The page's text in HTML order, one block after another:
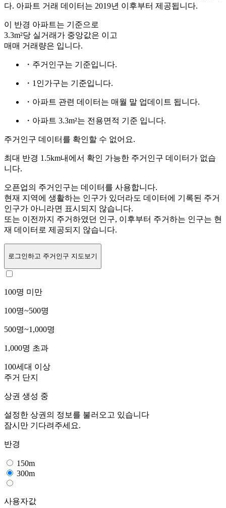
다. 아파트 거래 데이터는 2019년 이후부터 제공됩니다.
이 반경 아파트는 기준으로
3.3m²당 실거래가 중앙값은 이고
매매 거래량은 입니다.
・주거인구는 기준입니다.
・1인가구는 기준입니다.
・아파트 관련 데이터는 매월 말 업데이트 됩니다.
・아파트 3.3m²는 전용면적 기준 입니다.
주거인구 데이터를 확인할 수 없어요.
최대 반경 1.5km내에서 확인 가능한 주거인구 데이터가 없습
니다.
오픈업의 주거인구는 데이터를 사용합니다.
현재 지역에 생활하는 인구가 있더라도 데이터에 기록된 주거
인구가 아니라면 표시되지 않습니다.
또는 이전까지 주거하였던 인구, 이후부터 주거하는 인구는 현
재 데이터로 제공되지 않습니다.
로그인하고 주거인구 지도보기
100명 미만
100명~500명
500명~1,000명
1,000명 초과
100세대 이상
주거 단지
상권 생성 중
설정한 상권의 정보를 불러오고 있습니다
잠시만 기다려주세요.
반경
150m
300m
사용자값